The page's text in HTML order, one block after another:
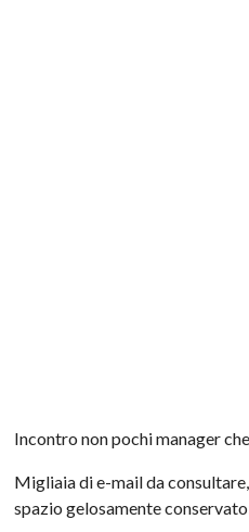
Incontro non pochi manager
Migliaia di e-mail da
spazio gelosamente